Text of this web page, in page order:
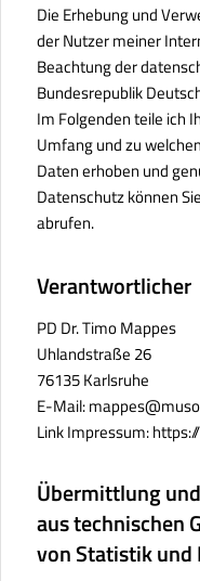
Die Erhebung und
der Nutzer meiner
Beachtung der
Bundesrepublik
Im Folgenden teile ich
Umfang und zu
Daten erhoben und
Datenschutz können
abrufen.
Verantwortlicher
PD Dr. Timo Mappes
Uhlandstraße 26
76135 Karlsruhe
E-Mail:
Link Impressum:
Übermittlung
aus technischen
von Statistik